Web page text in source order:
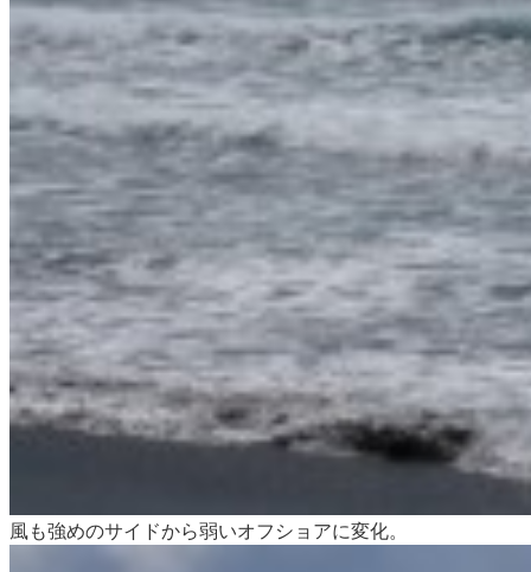
風も強めのサイドから弱いオフショアに変化。